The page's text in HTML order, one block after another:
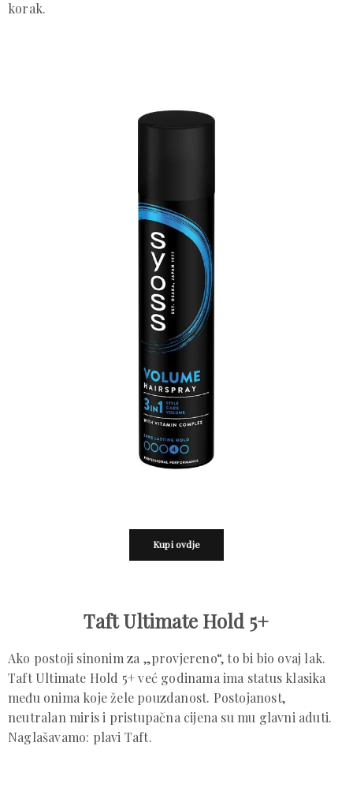
korak.
Kupi ovdje
Taft Ultimate Hold 5+
Ako postoji sinonim za „provjereno“, to bi bio ovaj lak.
Taft Ultimate Hold 5+ već godinama ima status klasika
među onima koje žele pouzdanost. Postojanost,
neutralan miris i pristupačna cijena su mu glavni aduti.
Naglašavamo: plavi Taft.